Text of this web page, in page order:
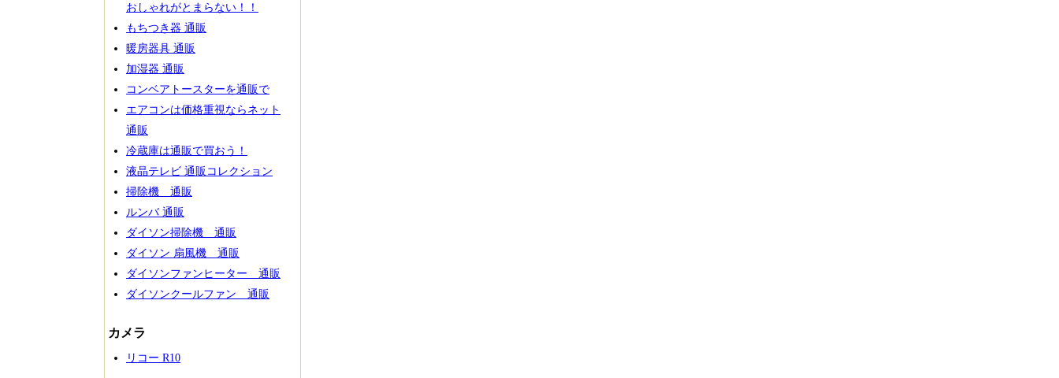
おしゃれがとまらない！！
もちつき器 通販
暖房器具 通販
加湿器 通販
コンベアトースターを通販で
エアコンは価格重視ならネット
通販
冷蔵庫は通販で買おう！
液晶テレビ 通販コレクション
掃除機 通販
ルンバ 通販
ダイソン掃除機 通販
ダイソン 扇風機 通販
ダイソンファンヒーター 通販
ダイソンクールファン 通販
カメラ
リコー R10